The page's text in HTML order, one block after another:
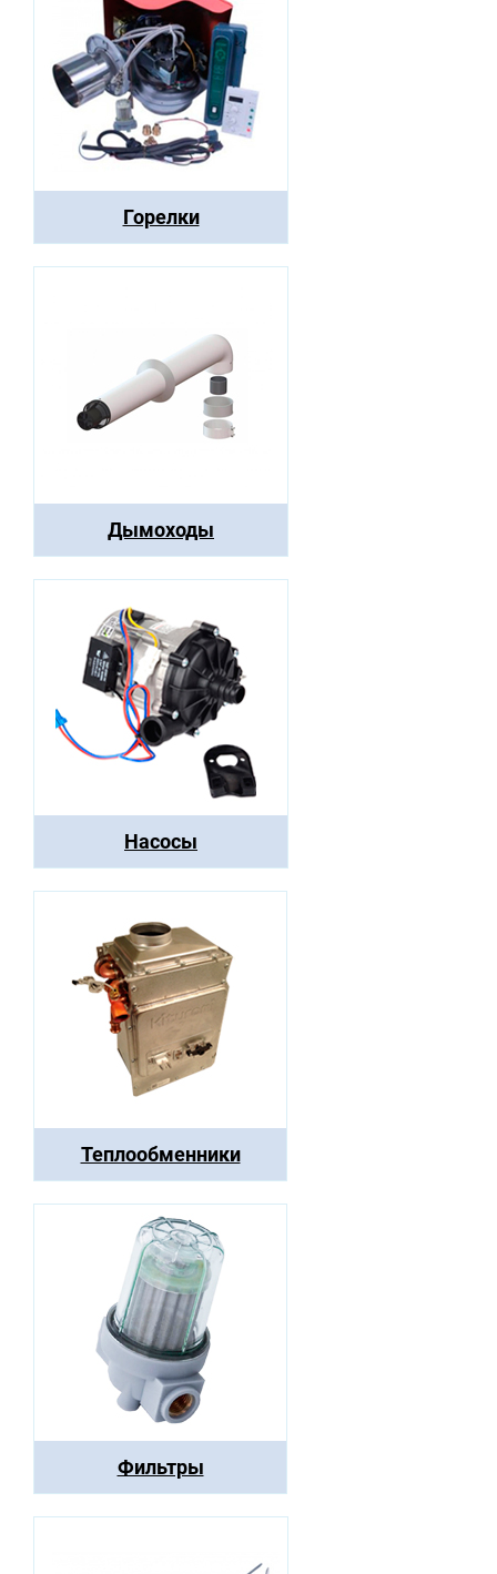
Горелки
Дымоходы
Насосы
Теплообменники
Фильтры